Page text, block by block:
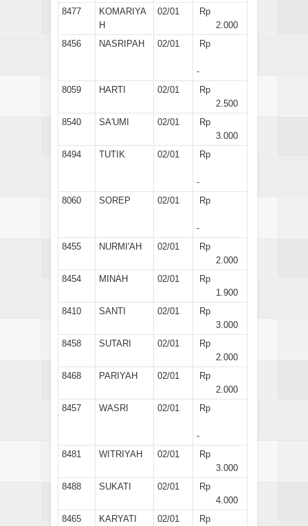
8477
KOMARIYA
H
02/01
Rp
2.000
8456
NASRIPAH 02/01 Rp
-
8059
HARTI 02/01
Rp
2.500
8540
SA'UMI 02/01
Rp
3.000
8494
TUTIK 02/01 Rp
-
8060
SOREP 02/01 Rp
-
8455
NURMI'AH 02/01
Rp
2.000
8454
MINAH 02/01
Rp
1.900
8410
SANTI 02/01
Rp
3.000
8458
SUTARI 02/01
Rp
2.000
8468
PARIYAH 02/01
Rp
2.000
8457
WASRI 02/01 Rp
-
8481
WITRIYAH 02/01
Rp
3.000
8488
SUKATI 02/01
Rp
4.000
8465
KARYATI 02/01 Rp